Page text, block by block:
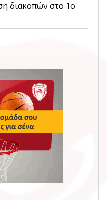
διακοπών στο 1ο